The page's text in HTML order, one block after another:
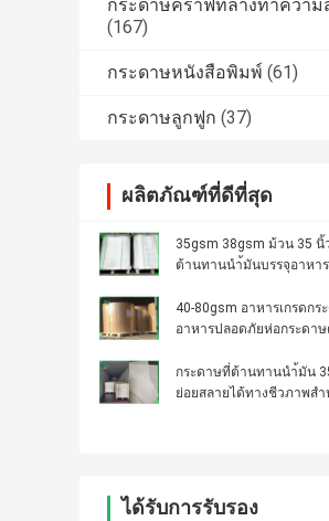
กระดาษคราฟท์ล้างทำความ
(167)
กระดาษหนังสือพิมพ์ (61)
กระดาษลูกฟูก (37)
ผลิตภัณฑ์ที่ดีที่สุด
35gsm 38gsm ม้วน 35
ต้านทานนำ้มันบรรจุอาหา
40-80gsm อาหารเกรดก
อาหารปลอดภัยห่อกระดา
กระดาษที่ต้านทานนำ้มัน
ย่อยสลายได้ทางชีวภาพส
ได้รับการรับรอง